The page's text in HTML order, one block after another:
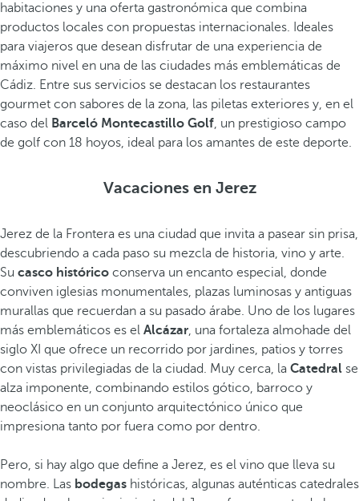
habitaciones y una oferta gastronómica que combina
productos locales con propuestas internacionales. Ideales
para viajeros que desean disfrutar de una experiencia de
máximo nivel en una de las ciudades más emblemáticas de
Cádiz. Entre sus servicios se destacan los restaurantes
gourmet con sabores de la zona, las piletas exteriores y, en el
caso del Barceló Montecastillo Golf, un prestigioso campo
de golf con 18 hoyos, ideal para los amantes de este deporte.
Vacaciones en Jerez
Jerez de la Frontera es una ciudad que invita a pasear sin prisa,
descubriendo a cada paso su mezcla de historia, vino y arte.
Su casco histórico conserva un encanto especial, donde
conviven iglesias monumentales, plazas luminosas y antiguas
murallas que recuerdan a su pasado árabe. Uno de los lugares
más emblemáticos es el Alcázar, una fortaleza almohade del
siglo XI que ofrece un recorrido por jardines, patios y torres
con vistas privilegiadas de la ciudad. Muy cerca, la Catedral se
alza imponente, combinando estilos gótico, barroco y
neoclásico en un conjunto arquitectónico único que
impresiona tanto por fuera como por dentro.
Pero, si hay algo que define a Jerez, es el vino que lleva su
nombre. Las bodegas históricas, algunas auténticas catedrales